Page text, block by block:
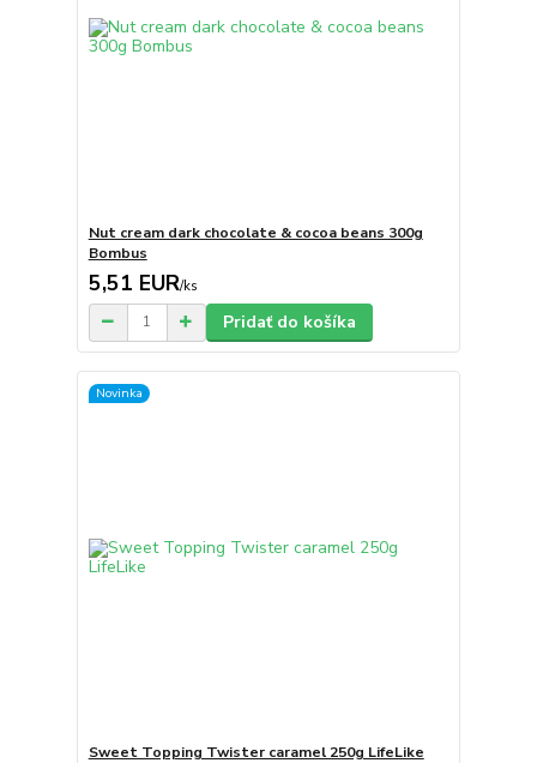
Nut cream dark chocolate & cocoa beans 300g
Bombus
5,51 EUR/ks
Pridať do košíka
Novinka
Sweet Topping Twister caramel 250g LifeLike